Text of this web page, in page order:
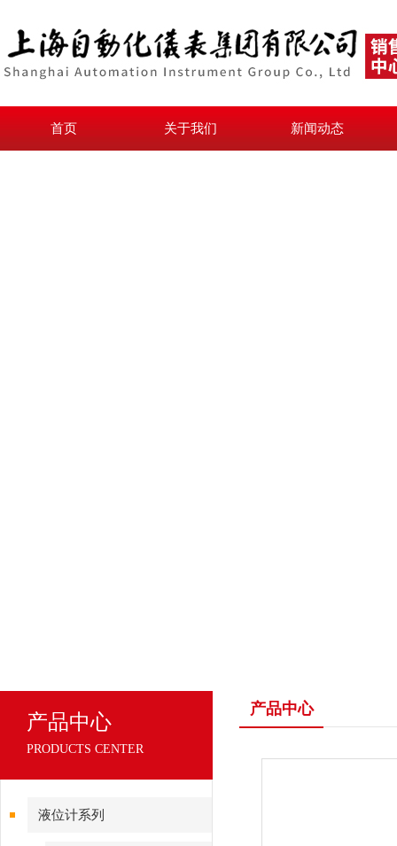
首页 关于我们 新闻动态
产品中心
PRODUCTS CENTER
液位计系列
产品中心